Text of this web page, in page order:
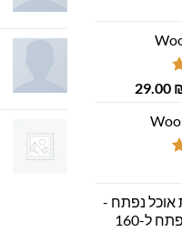
500.00 ₪.
29.00המחיר
אוכל נפתח -
120 ס"מ נפתח ל-160